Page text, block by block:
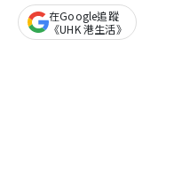
在Google追蹤
《UHK 港生活》